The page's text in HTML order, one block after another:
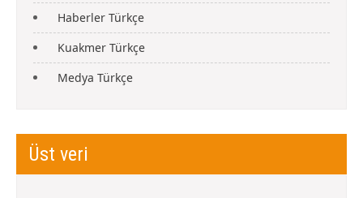
Haberler Türkçe
Kuakmer Türkçe
Medya Türkçe
Üst veri